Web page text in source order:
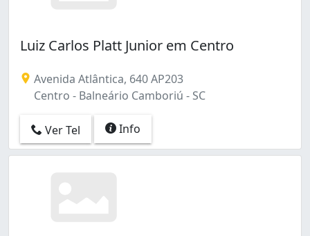
Luiz Carlos Platt Junior em Centro
Avenida Atlântica, 640 AP203
Centro - Balneário Camboriú - SC
Ver Tel Info